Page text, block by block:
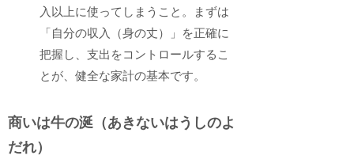
入以上に使ってしまうこと。まずは
「自分の収入（身の丈）」を正確に
把握し、支出をコントロールするこ
とが、健全な家計の基本です。
商いは牛の涎（あきないはうしのよ
だれ）